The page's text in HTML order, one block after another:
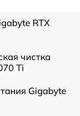
RTX
чистка
Ti
Gigabyte